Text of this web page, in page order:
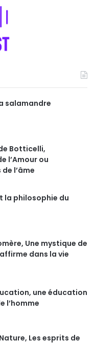
salamandre
Botticelli,
l’Amour ou
l’âme
la philosophie du
Une mystique de
dans la vie
une éducation
l’homme
Les esprits de